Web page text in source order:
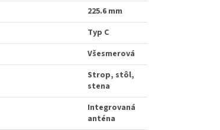
225.6 mm
Typ C
Všesmerová
Strop, stôl,
stena
Integrovaná
anténa